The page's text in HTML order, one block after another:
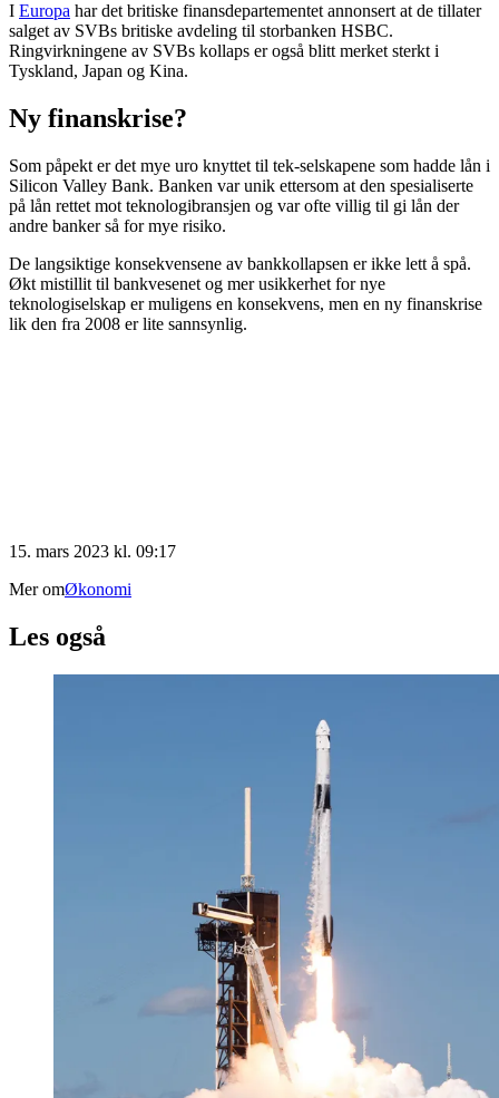
I Europa har det britiske finansdepartementet annonsert at de tillater
salget av SVBs britiske avdeling til storbanken HSBC.
Ringvirkningene av SVBs kollaps er også blitt merket sterkt i
Tyskland, Japan og Kina.
Ny finanskrise?
Som påpekt er det mye uro knyttet til tek-selskapene som hadde lån i
Silicon Valley Bank. Banken var unik ettersom at den spesialiserte
på lån rettet mot teknologibransjen og var ofte villig til gi lån der
andre banker så for mye risiko.
De langsiktige konsekvensene av bankkollapsen er ikke lett å spå.
Økt mistillit til bankvesenet og mer usikkerhet for nye
teknologiselskap er muligens en konsekvens, men en ny finanskrise
lik den fra 2008 er lite sannsynlig.
15. mars 2023 kl. 09:17
Mer omØkonomi
Les også